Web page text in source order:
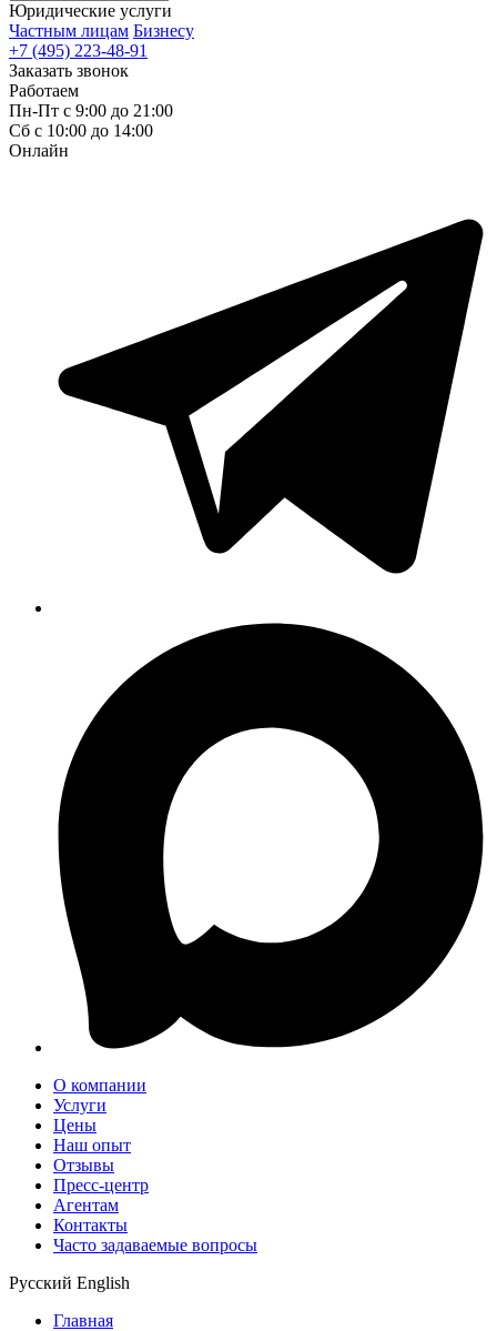
Юридические услуги
Частным лицам Бизнесу
+7 (495) 223-48-91
Заказать звонок
Работаем
Пн-Пт с 9:00 до 21:00
Сб с 10:00 до 14:00
Онлайн
О компании
Услуги
Цены
Наш опыт
Отзывы
Пресс-центр
Агентам
Контакты
Часто задаваемые вопросы
Русский English
Главная